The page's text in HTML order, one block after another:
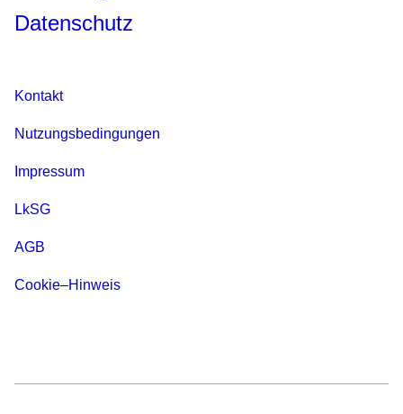
Datenschutz
Kontakt
Nutzungsbedingungen
Impressum
LkSG
AGB
Cookie–Hinweis